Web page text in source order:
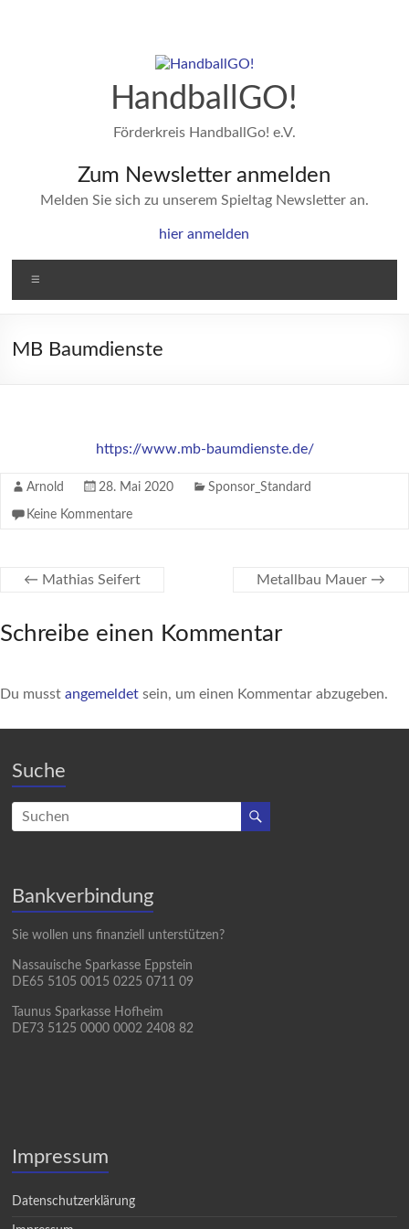
HandballGO!
Förderkreis HandballGo! e.V.
Zum Newsletter anmelden
Melden Sie sich zu unserem Spieltag Newsletter an.
hier anmelden
MB Baumdienste
https://www.mb-baumdienste.de/
Arnold 28. Mai 2020 Sponsor_Standard
Keine Kommentare
← Mathias Seifert Metallbau Mauer →
Schreibe einen Kommentar
Du musst angemeldet sein, um einen Kommentar abzugeben.
Suche
Bankverbindung
Sie wollen uns finanziell unterstützen?
Nassauische Sparkasse Eppstein
DE65 5105 0015 0225 0711 09
Taunus Sparkasse Hofheim
DE73 5125 0000 0002 2408 82
Impressum
Datenschutzerklärung